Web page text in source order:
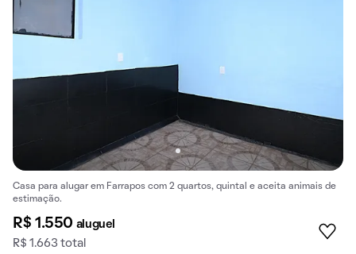
Casa para alugar em Farrapos com 2 quartos, quintal e aceita animais de
estimação.
R$ 1.550 aluguel
R$ 1.663 total